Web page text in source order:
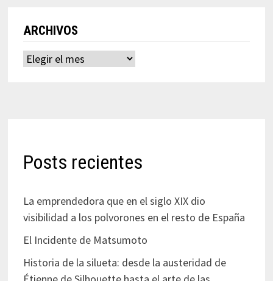
ARCHIVOS
Archivos
Posts recientes
La emprendedora que en el siglo XIX dio
visibilidad a los polvorones en el resto de España
El Incidente de Matsumoto
Historia de la silueta: desde la austeridad de